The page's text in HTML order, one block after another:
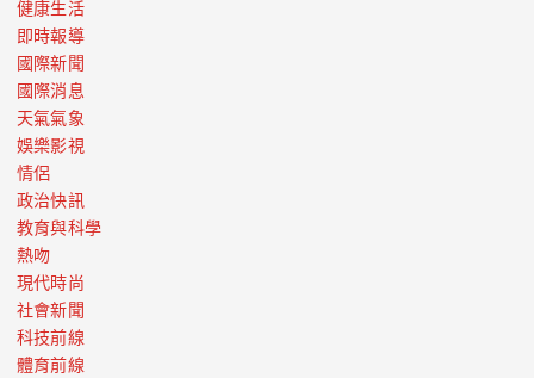
健康生活
即時報導
國際新聞
國際消息
天氣氣象
娛樂影視
情侶
政治快訊
教育與科學
熱吻
現代時尚
社會新聞
科技前線
體育前線